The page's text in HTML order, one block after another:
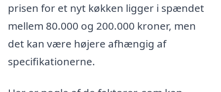
prisen for et nyt køkken ligger i spændet
mellem 80.000 og 200.000 kroner, men
det kan være højere afhængig af
specifikationerne.